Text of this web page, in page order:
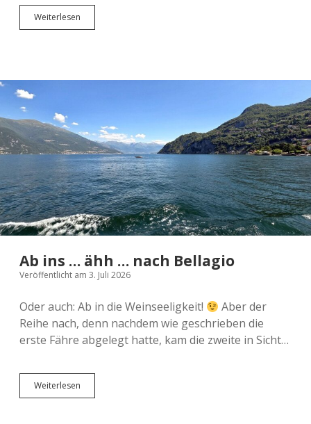
Weiterlesen
dem
Ab ins … ähh … nach Bellagio
Veröffentlicht am 3. Juli 2026
Oder auch: Ab in die Weinseeligkeit!
Aber der
Reihe nach, denn nachdem wie geschrieben die
erste Fähre abgelegt hatte, kam die zweite in Sicht…
Weiterlesen
ins